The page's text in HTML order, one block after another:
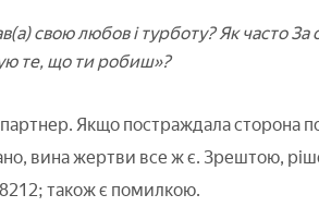
свою любов і турботу? Як часто За
те, що ти робиш»?
Якщо постраждала сторона
вина жертви все ж є. Зрештою,
також є помилкою.